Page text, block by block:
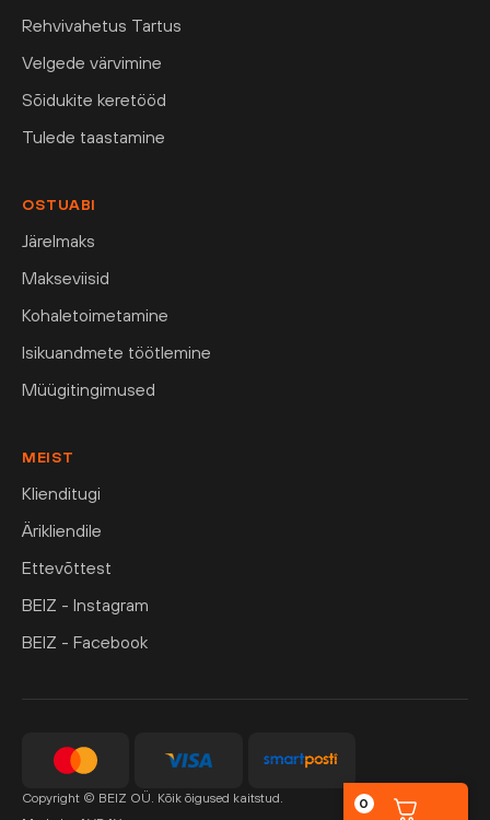
Rehvivahetus Tartus
Velgede värvimine
Sõidukite keretööd
Tulede taastamine
OSTUABI
Järelmaks
Makseviisid
Kohaletoimetamine
Isikuandmete töötlemine
Müügitingimused
MEIST
Klienditugi
Ärikliendile
Ettevõttest
BEIZ - Instagram
BEIZ - Facebook
Copyright © BEIZ OÜ. Kõik õigused kaitstud.
0